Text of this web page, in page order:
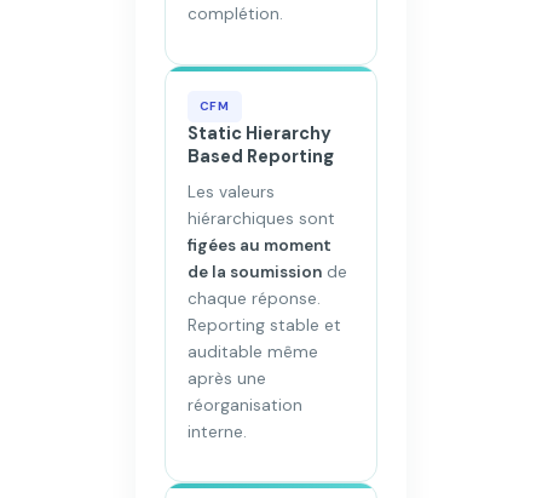
complétion.
CFM
Static Hierarchy
Based Reporting
Les valeurs
hiérarchiques sont
figées au moment
de la soumissionde
chaque réponse.
Reporting stable et
auditable même
après une
réorganisation
interne.